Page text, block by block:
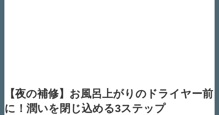
【夜の補修】お風呂上がりのドライヤー前
に！潤いを閉じ込める3ステップ